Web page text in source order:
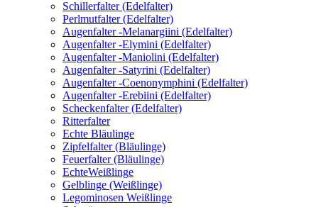
Schillerfalter (Edelfalter)
Perlmutfalter (Edelfalter)
Augenfalter -Melanargiini (Edelfalter)
Augenfalter -Elymini (Edelfalter)
Augenfalter -Maniolini (Edelfalter)
Augenfalter -Satyrini (Edelfalter)
Augenfalter -Coenonymphini (Edelfalter)
Augenfalter -Erebiini (Edelfalter)
Scheckenfalter (Edelfalter)
Ritterfalter
Echte Bläulinge
Zipfelfalter (Bläulinge)
Feuerfalter (Bläulinge)
EchteWeißlinge
Gelblinge (Weißlinge)
Legominosen Weißlinge